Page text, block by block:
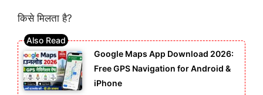
किसे मिलता है?
Google Maps App Download 2026:
Free GPS Navigation for Android &
iPhone